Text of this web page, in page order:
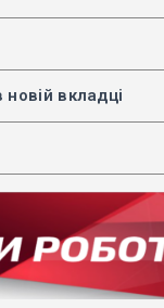
новій вкладці